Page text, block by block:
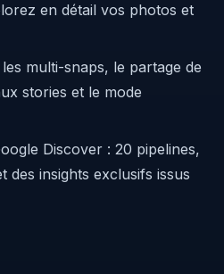
en détail vos photos et
multi-snaps, le partage de
stories et le mode
Discover : 20 pipelines,
des insights exclusifs issus